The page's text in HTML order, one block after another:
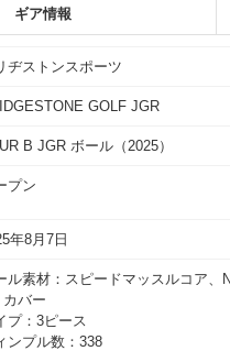
ギア情報
ヂストンスポーツ
GOLF JGR
B JGR ボール（2025）
プン
年8月7日
ル素材：スピードマッスルコア
カバー
プ：3ピース
ンプル数：338